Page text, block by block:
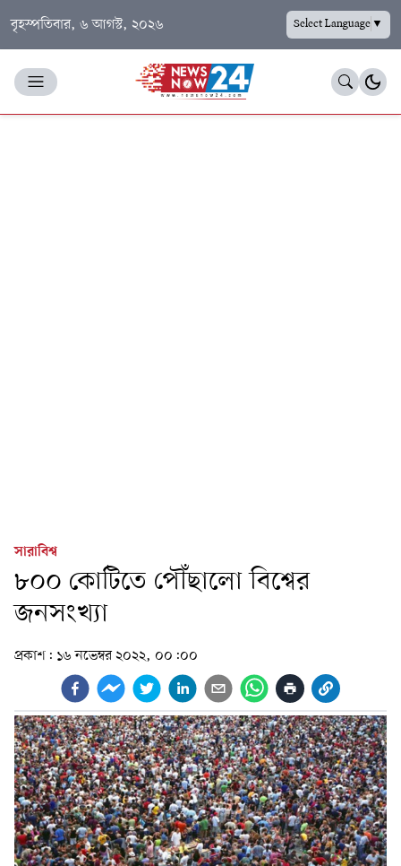
বৃহস্পতিবার, ৬ আগস্ট, ২০২৬ Select Language▼
সারাবিশ্ব
৮০০ কোটিতে পৌঁছালো বিশ্বের
জনসংখ্যা
প্রকাশ: ১৬ নভেম্বর ২০২২, ০০:০০